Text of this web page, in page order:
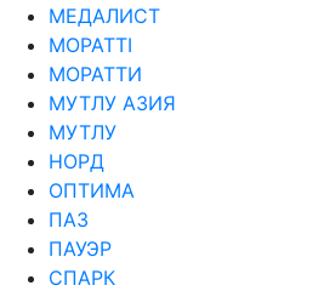
МЕДАЛИСТ
МОРАТТI
МОРАТТИ
МУТЛУ АЗИЯ
МУТЛУ
НОРД
ОПТИМА
ПАЗ
ПАУЭР
СПАРК